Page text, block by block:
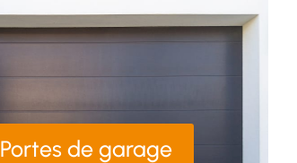
Portes de garage